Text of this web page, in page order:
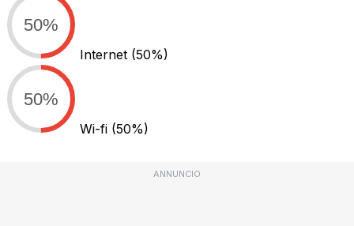
50%
Internet (50%)
50%
Wi-fi (50%)
ANNUNCIO